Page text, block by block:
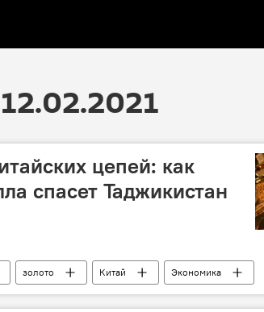
цепей: как
спасет Таджикистан
золото Китай
Экономика